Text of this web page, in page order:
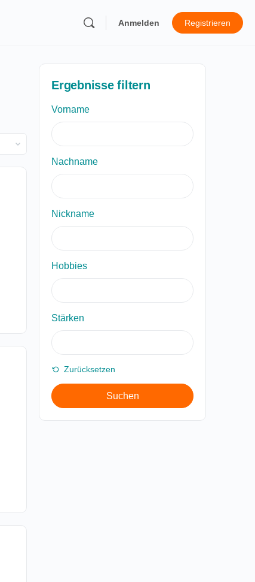
Anmelden Registrieren
Ergebnisse filtern
Vorname
Nachname
Nickname
Hobbies
Stärken
Zurücksetzen